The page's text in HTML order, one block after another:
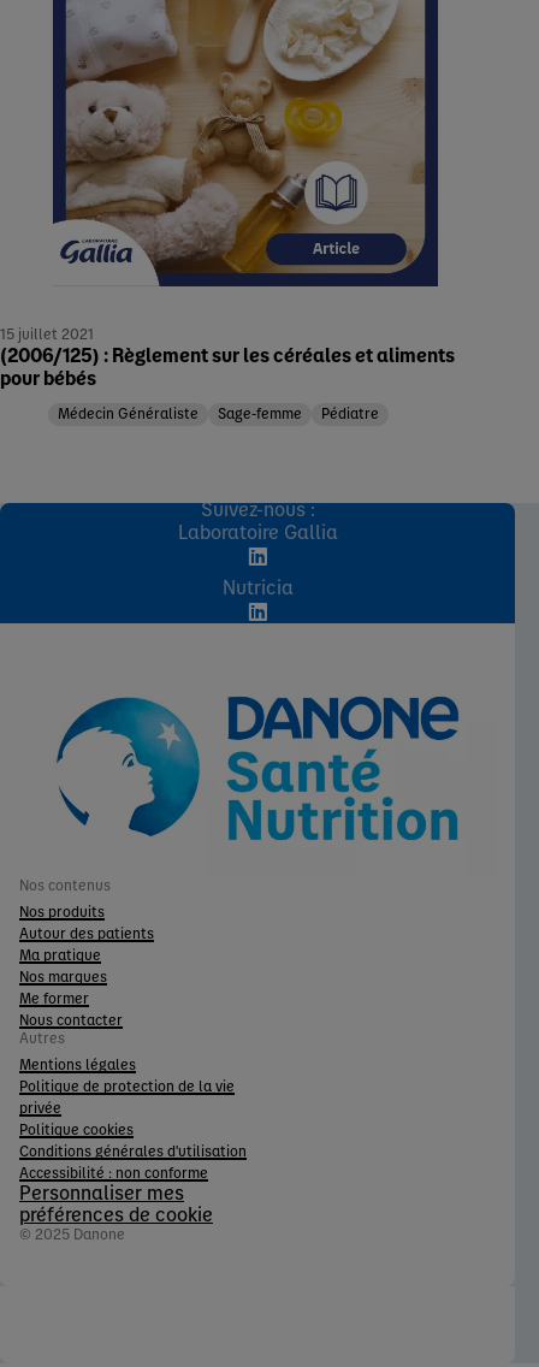
15 juillet 2021
(2006/125) : Règlement sur les céréales et aliments
pour bébés
Médecin Généraliste Sage-femme Pédiatre
Suivez-nous :
Laboratoire Gallia
Nutricia
Nos contenus
Nos produits
Autour des patients
Ma pratique
Nos marques
Me former
Nous contacter
Autres
Mentions légales
Politique de protection de la vie
privée
Politique cookies
Conditions générales d'utilisation
Accessibilité : non conforme
Personnaliser mes
préférences de cookie
© 2025 Danone